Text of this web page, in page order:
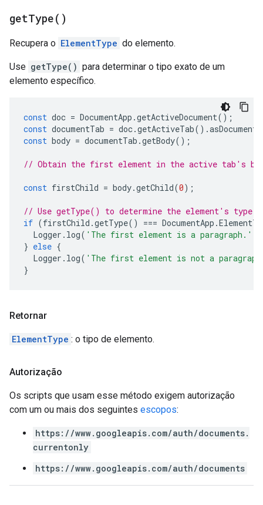
getType( )
Recupera o ElementType do elemento.
Use getType() para determinar o tipo exato de um
elemento específico.
const doc = DocumentApp .getActiveDocument();
const documentTab = doc.getActiveTab().
const body = documentTab .getBody();
// Obtain the first element in the active tab's
const firstChild = body.getChild(0);
// Use getType() to determine the element's type.
if (firstChild .getType() === DocumentApp .
Logger . log( 'The first element is a paragraph.'
} else {
Logger . log( 'The first element is not a
}
Retornar
ElementType : o tipo de elemento.
Autorização
Os scripts que usam esse método exigem autorização
com um ou mais dos seguintes escopos:
https://www.googleapis.com/auth/documents.
currentonly
https://www.googleapis.com/auth/documents